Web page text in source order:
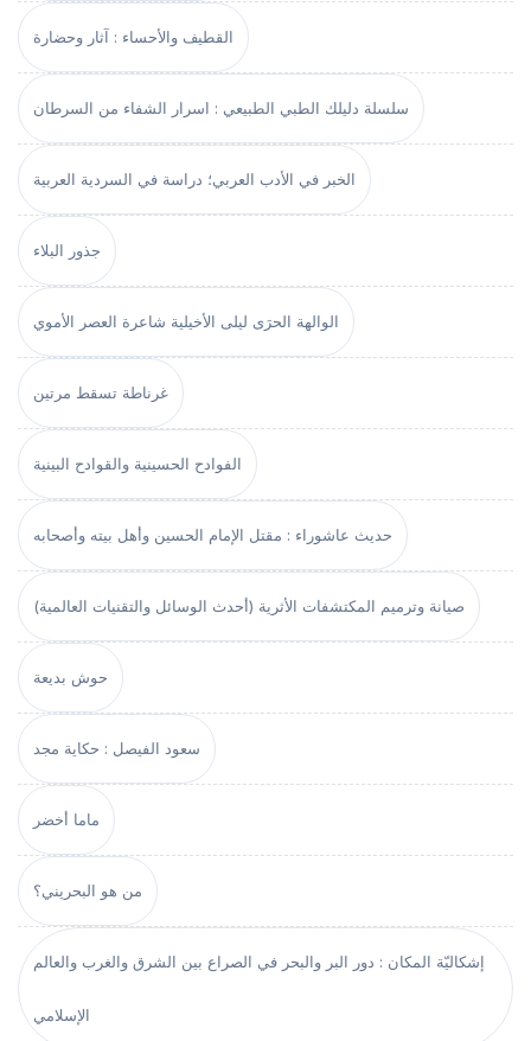
القطيف والأحساء : آثار وحضارة
سلسلة دليلك الطبي الطبيعي : اسرار الشفاء من السرطان
الخبر في الأدب العربي؛ دراسة في السردية العربية
جذور البلاء
الوالهة الحرَى ليلى الأخيلية شاعرة العصر الأموي
غرناطة تسقط مرتين
الفوادح الحسينية والقوادح البينية
حديث عاشوراء : مقتل الإمام الحسين وأهل بيته وأصحابه
صيانة وترميم المكتشفات الأثرية (أحدث الوسائل والتقنيات العالمية)
حوش بديعة
سعود الفيصل : حكاية مجد
ماما أخضر
من هو البحريني؟
إشكاليّة المكان : دور البر والبحر في الصراع بين الشرق والغرب والعالم
الإسلامي